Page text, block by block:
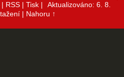
RSS| Tisk|
Aktualizováno: 6. 8.
| Nahoru ↑